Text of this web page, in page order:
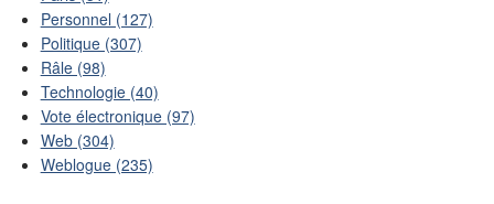
Personnel (127)
Politique (307)
Râle (98)
Technologie (40)
Vote électronique (97)
Web (304)
Weblogue (235)